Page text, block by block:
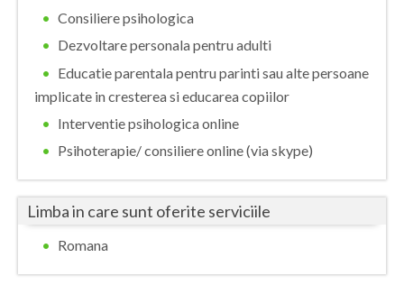
Consiliere psihologica
Dezvoltare personala pentru adulti
Educatie parentala pentru parinti sau alte persoane
implicate in cresterea si educarea copiilor
Interventie psihologica online
Psihoterapie/ consiliere online (via skype)
Limba in care sunt oferite serviciile
Romana